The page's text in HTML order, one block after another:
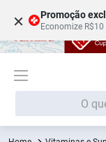
× Promoção
Economize
O que você está